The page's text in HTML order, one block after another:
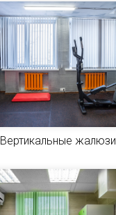
Вертикальные жалюзи